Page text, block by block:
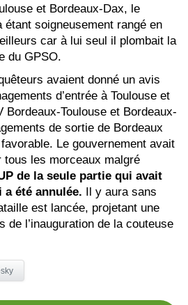
et Bordeaux-Dax, le
soigneusement rangé en
car à lui seul il plombait la
du GPSO.
avaient donné un avis
d’entrée à Toulouse et
Bordeaux-Toulouse et Bordeaux-
de sortie de Bordeaux
Le gouvernement avait
tous les morceaux malgré
de la seule partie qui avait
été annulée. Il y aura sans
est lancée, projetant une
de l’inauguration de la couteuse